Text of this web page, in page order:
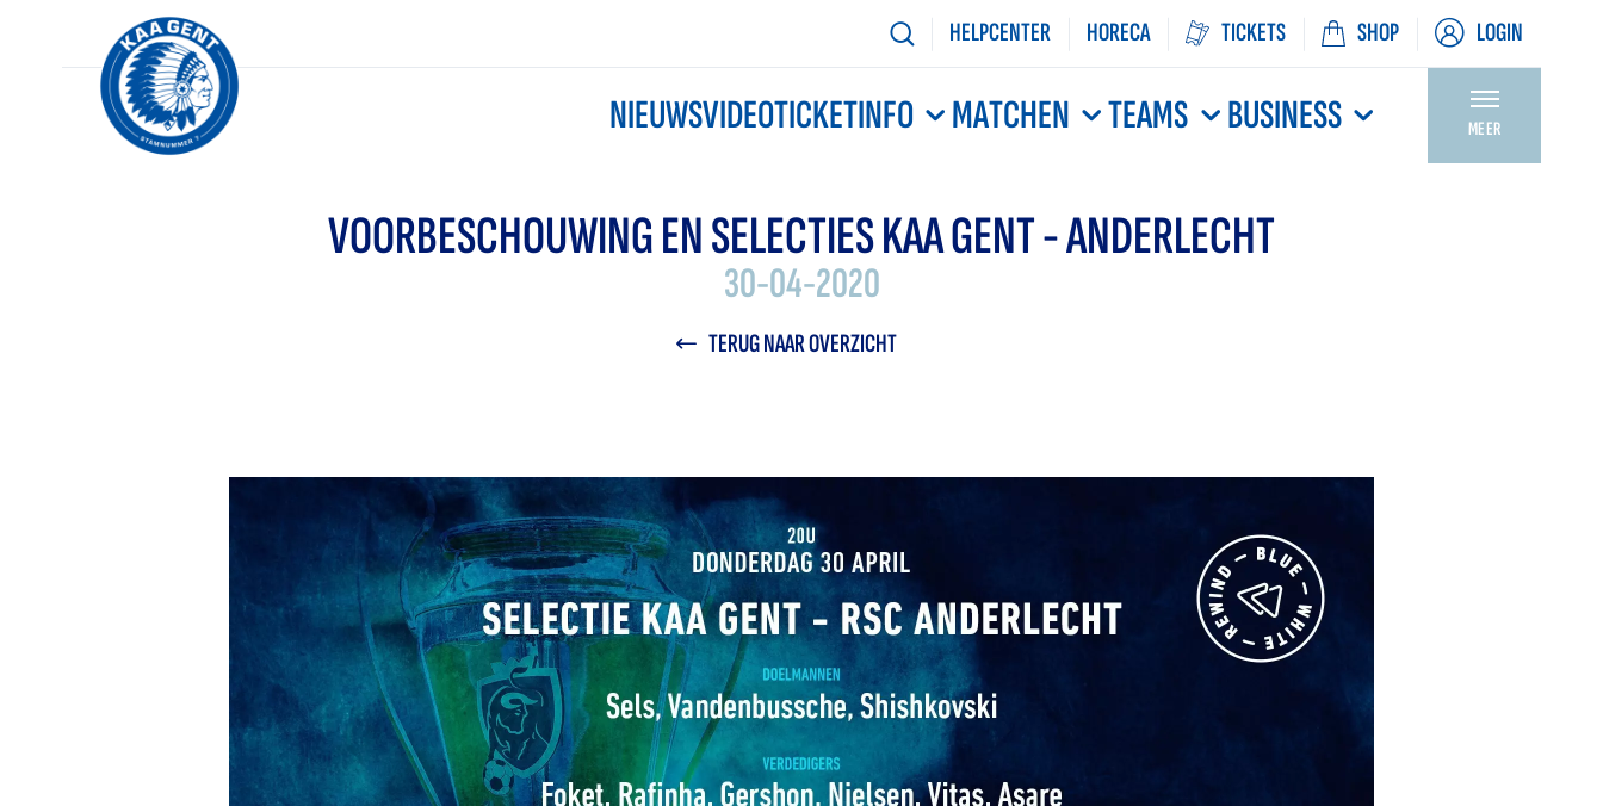
HELPCENTER HORECA TICKETS SHOP LOGIN
NIEUWSVIDEOTICKETINFO MATCHEN TEAMS BUSINESS MEER
VOORBESCHOUWING EN SELECTIES KAA GENT - ANDERLECHT
30-04-2020
TERUG NAAR OVERZICHT